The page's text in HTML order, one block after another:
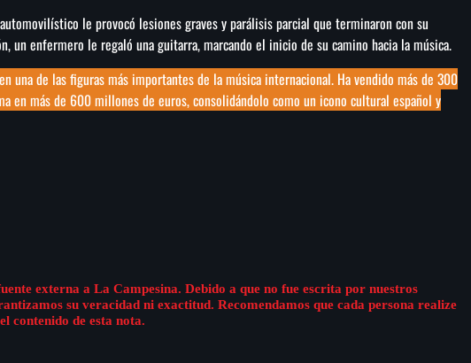
le provocó lesiones graves y parálisis parcial que terminaron con su
un enfermero le regaló una guitarra, marcando el inicio de su camino hacia la música.
una de las figuras más importantes de la música internacional. Ha vendido más de 300
en más de 600 millones de euros,consolidándolo como un icono cultural español y
externa a La Campesina. Debido a que no fue escrita por nuestros
su veracidad ni exactitud. Recomendamos que cada persona realize
contenido de esta nota.